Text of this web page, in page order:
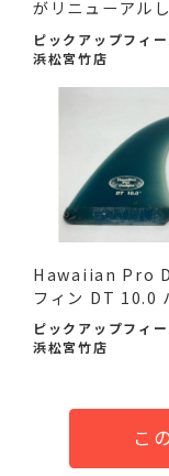
がリニューアル
た！
ピックアップフィ
浜松宮竹店
Hawaiian Pro
フィン DT 10.0
ン ...
ピックアップフィ
浜松宮竹店
こ